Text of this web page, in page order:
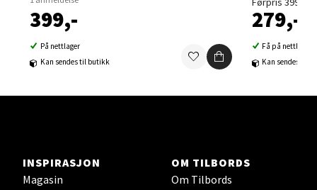
399,-
På nettlager
Kan sendes til butikk
279,-
Få på nettlager
Kan sendes til
INSPIRASJON
Magasin
OM TILBORDS
Om Tilbords
0 i butikk
Velg
Strangata 26, 8400 Sortland
Åpent i dag 10-19